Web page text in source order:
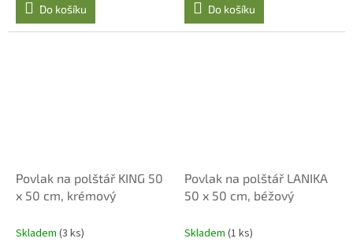
Do košíku Do košíku
Povlak na polštář KING 50
x 50 cm, krémový
Skladem (3 ks)
Povlak na polštář LANIKA
50 x 50 cm, béžový
Skladem (1 ks)